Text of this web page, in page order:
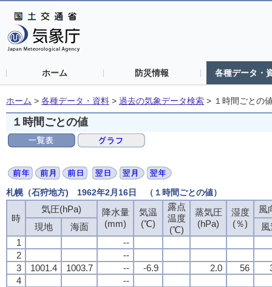
ホーム 防災情報 各種データ・
ホーム > 各種データ・資料 > 過去の気象データ検索 > １時間ごとの
１時間ごとの値
札幌（石狩地方) 1962年2月16日 （１時間ごとの値）
時
気圧(hPa)
降水量
(mm)
気温
(℃)
露点
温度
(℃)
蒸気圧
(hPa)
湿度
(％)
風
現地
海面
1
--
2
--
3
1001.4 1003.7 -- -6.9 2.0 56
4
--
時
気圧(hPa)
降水量
(mm)
気温
(℃)
露点
温度
(℃)
蒸気圧
(hPa)
湿度
(％)
風
現地
海面
1
--
2
--
3
1001.4 1003.7 -- -6.9 2.0 56
4
--
時
気圧(hPa)
降水量
(mm)
気温
(℃)
露点
温度
(℃)
蒸気圧
(hPa)
湿度
(％)
風
現地
海面
1
--
2
--
3
1001.4 1003.7 -- -6.9 2.0 56
4
--
時
気圧(hPa)
降水量
(mm)
気温
(℃)
露点
温度
(℃)
蒸気圧
(hPa)
湿度
(％)
風
現地
海面
1
--
2
--
3
1001.4 1003.7 -- -6.9 2.0 56
4
--